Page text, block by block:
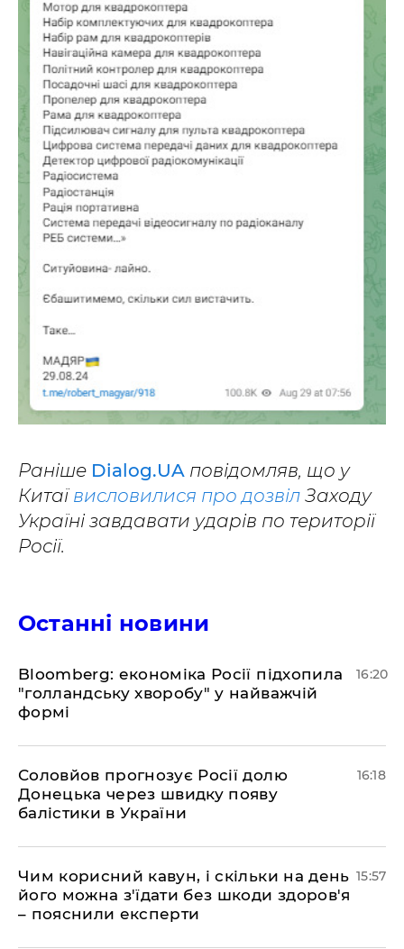
Раніше Dialog.UA повідомляв, що у
Китаї висловилися про дозвіл Заходу
Україні завдавати ударів по території
Росії.
Останні новини
Bloomberg: економіка Росії підхопила
"голландську хворобу" у найважчій
формі
16:20
Соловйов прогнозує Росії долю
Донецька через швидку появу
балістики в України
16:18
Чим корисний кавун, і скільки на день
його можна з'їдати без шкоди здоров'я
– пояснили експерти
15:57